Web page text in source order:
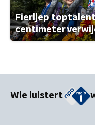
Fierljep toptalent
centimeter
Wie luistert